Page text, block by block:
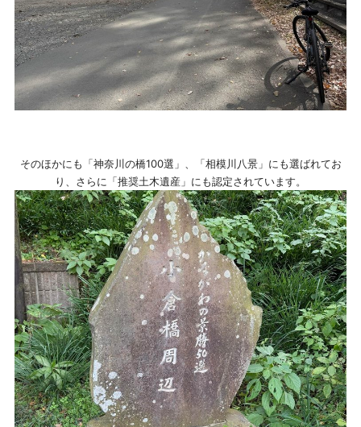
そのほかにも「神奈川の橋100選」、「相模川八景」にも選ばれてお
り、さらに「推奨土木遺産」にも認定されています。